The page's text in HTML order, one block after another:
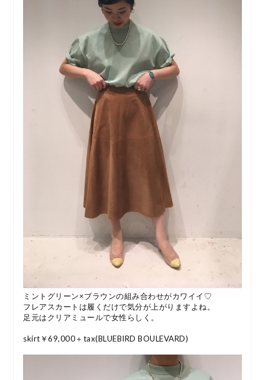
ミントグリーン×ブラウンの組み合わせがカワイイ♡
フレアスカートは履くだけで気分が上がりますよね。
足元はクリアミュールで女性らしく。
skirt￥69,000＋tax(BLUEBIRD BOULEVARD)